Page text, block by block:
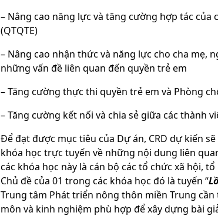
– Nâng cao năng lực và tăng cường hợp tác của
(QTQTE)
– Nâng cao nhận thức và năng lực cho cha mẹ,
những vấn đề liên quan đến quyền trẻ em
– Tăng cường thực thi quyền trẻ em và Phòng
– Tăng cường kết nối và chia sẻ giữa các thành
Để đạt được mục tiêu của Dự án, CRD dự kiến
khóa học trực tuyến về những nội dung liên
các khóa học này là cán bộ các tổ chức xã hội,
Chủ đề của 01 trong các khóa học đó là tuyến “
Trung tâm Phát triển nông thôn miền Trung
môn và kinh nghiệm phù hợp để xây dựng bài